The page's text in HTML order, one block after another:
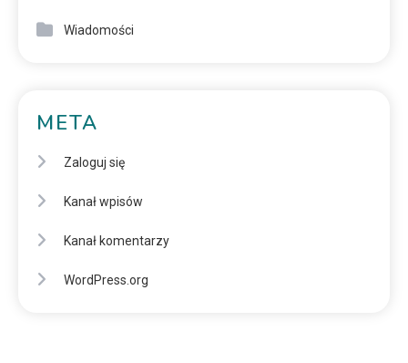
Wiadomości
META
Zaloguj się
Kanał wpisów
Kanał komentarzy
WordPress.org